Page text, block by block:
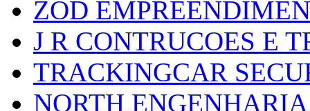
ZOD
J R CONTRUCOES E
TRACKINGCAR
NORTH